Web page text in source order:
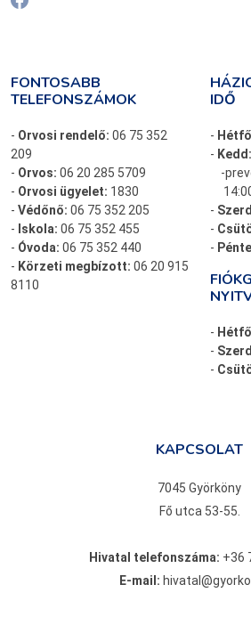
FONTOSABB
TELEFONSZÁMOK
- Orvosi rendelő: 06 75 352
209
- Orvos: 06 20 285 5709
- Orvosi ügyelet: 1830
- Védőnő: 06 75 352 205
- Iskola: 06 75 352 455
- Óvoda: 06 75 352 440
- Körzeti megbízott: 06 20 915
8110
IDŐ
-
- Kedd:
-
-
-
-
-
-
-
KAPCSOLAT
7045 Györköny
Fő utca 53-55.
Hivatal telefonszáma: +36
E-mail: